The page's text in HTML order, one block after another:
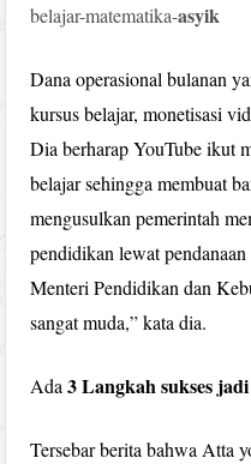
belajar-matematika-asyik
Dana operasional bulanan
kursus belajar, monetisasi
Dia berharap YouTube ikut
belajar sehingga membuat
mengusulkan pemerintah
pendidikan lewat
Menteri Pendidikan dan
sangat muda,” kata dia.
Ada3 Langkah sukses
Tersebar berita bahwa Atta